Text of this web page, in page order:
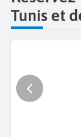
Tunis et